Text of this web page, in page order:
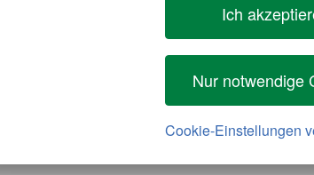
Überwachung des Motorölstands und
das: ein technisch ausgereiftes Produkt mit
kontinuierlich – sowohl im statischen als
erkannt und an den Fahrer gemeldet. So lassen
von mehr als 11 Millionen Ölstandsensoren und
Großhandel.
Ich
Nur notwendige
Cookie-Einstellungen